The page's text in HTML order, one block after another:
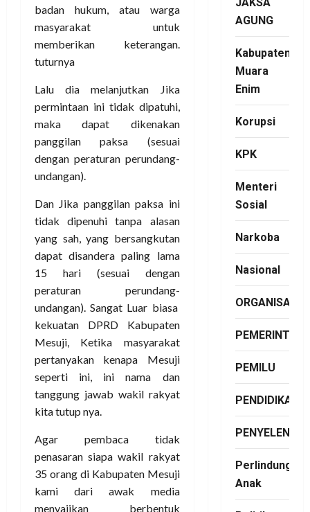
Dan Jika panggilan paksa ini
tidak dipenuhi tanpa alasan
yang sah, yang bersangkutan
dapat disandera paling lama
15 hari (sesuai dengan
peraturan perundang-
undangan). Sangat Luar biasa
kekuatan DPRD Kabupaten
Mesuji, Ketika masyarakat
pertanyakan kenapa Mesuji
tanggung jawab wakil rakyat
kita tutup nya.
Agar pembaca tidak
penasaran siapa wakil rakyat
35 orang di Kabupaten Mesuji
kami dari awak media
menyajikan berbentuk
gambar jelas nama sertai
tugas tanggungjawab mereka
setiap OPD karena DPRD di
bagi Menjadi Tiga Komisi
OPD.
ABOUT THE AUTHOR
AGUNG
Kabupaten
Muara
Enim
Korupsi
KPK
Menteri
Sosial
Narkoba
Nasional
ORGANISASI
PEMERINTAH
PEMILU
PENDIDIKAN
Perlindungan
Anak